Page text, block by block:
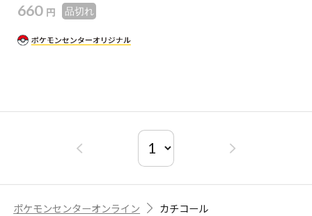
660 円 品切れ
ポケモンセンターオンライン カチコール